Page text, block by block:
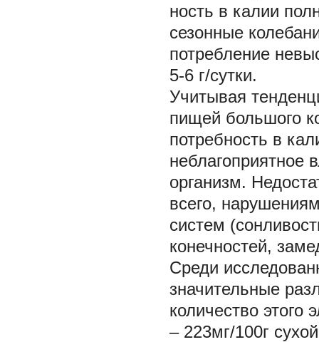
ность в калии
сезонные
потребление
5-6 г/сутки.
Учитывая
пищей большого
потребность в
неблагоприятное
организм.
всего,
систем
конечностей,
Среди
значительные
количество этого
– 223мг/100г